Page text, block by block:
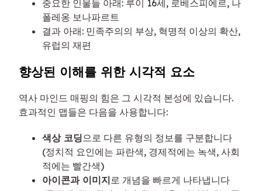
중요한 인물들 아래: 루이 16세, 로베스피에르, 나
폴레옹 보나파르트
결과 아래: 민족주의의 부상, 혁명적 이상의 확산,
유럽의 재편
향상된 이해를 위한 시각적 요소
역사 마인드 매핑의 힘은 그 시각적 본성에 있습니다.
효과적인 맵들은 다음을 사용합니다:
색상 코딩으로 다른 유형의 정보를 구분합니다
(정치적 요인에는 파란색, 경제적에는 녹색, 사회
적에는 빨간색)
아이콘과 이미지 로 개념을 빠르게 나타냅니다